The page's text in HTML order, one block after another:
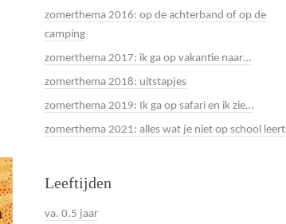
zomerthema 2016: op de achterband of op de
camping
zomerthema 2017: ik ga op vakantie naar…
zomerthema 2018: uitstapjes
zomerthema 2019: Ik ga op safari en ik zie…
zomerthema 2021: alles wat je niet op school leert
Leeftijden
va. 0,5 jaar